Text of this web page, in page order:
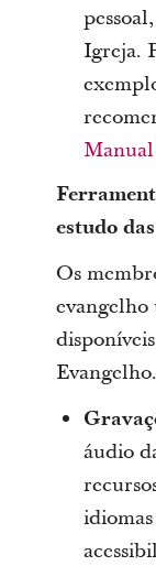
Igreja.
Manual
estudo
Os
evangelho
Evangelho.
áudio